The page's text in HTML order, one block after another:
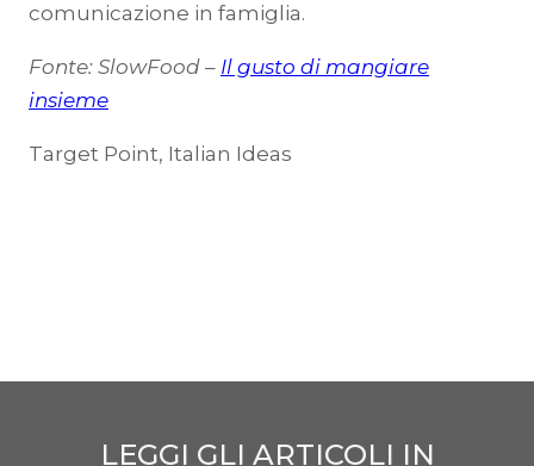
comunicazione in famiglia.
Fonte: SlowFood – Il gusto di mangiare
insieme
Target Point, Italian Ideas
LEGGI GLI ARTICOLI IN